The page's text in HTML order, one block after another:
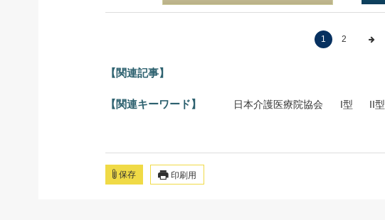
1 2
【関連記事】
【関連キーワード】 日本介護医療院協会 I型 II型
保存 印刷用